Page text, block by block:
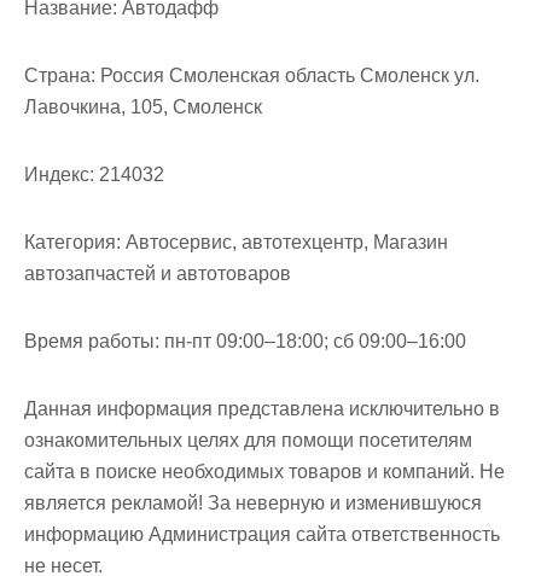
Название: Автодафф
Страна: Россия Смоленская область Смоленск ул.
Лавочкина, 105, Смоленск
Индекс: 214032
Категория: Автосервис, автотехцентр, Магазин
автозапчастей и автотоваров
Время работы: пн-пт 09:00–18:00; сб 09:00–16:00
Данная информация представлена исключительно в
ознакомительных целях для помощи посетителям
сайта в поиске необходимых товаров и компаний. Не
является рекламой! За неверную и изменившуюся
информацию Администрация сайта ответственность
не несет.